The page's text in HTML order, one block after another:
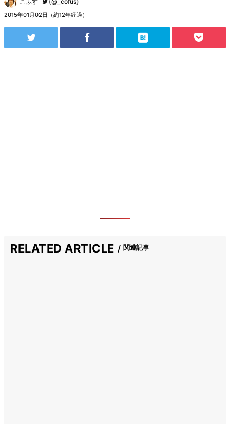
2015年01月02日（約12年経過）
RELATED ARTICLE 関連記事